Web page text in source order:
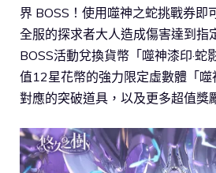
界 BOSS！使用噬神之蛇挑戰券即
全服的探求者大人造成傷害達到指
BOSS活動兌換貨幣「噬神漆印·蛇
值12星花幣的強力限定虛數體「噬
對應的突破道具，以及更多超值獎